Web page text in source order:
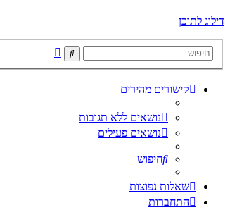
דילוג לתוכן
חיפוש
קישורים מהירים
נושאים ללא תגובות
נושאים פעילים
חיפוש
שאלות נפוצות
התחברות